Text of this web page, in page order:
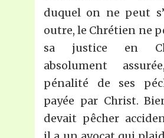
duquel on ne peut
outre, le Chrétien ne
sa justice en
absolument
pénalité de ses
payée par Christ.
devait pêcher